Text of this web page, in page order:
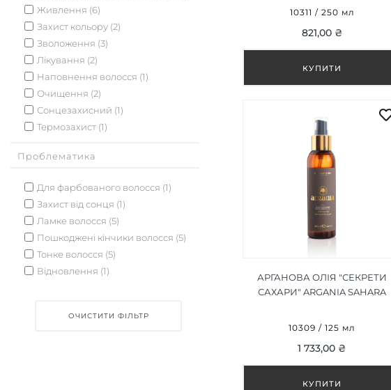
Живлення (6)
Захист кольору (2)
Зволоження (3)
Лікування (2)
Наповнення волосся (1)
Очищення (2)
Сонцезахисний (1)
Термозахист (1)
Проблематика
Для фарбованого волосся (1)
Захист від сонця (1)
Ламке волосся (5)
Пошкоджені кінчики волосся (5)
Тонке волосся (5)
Відновлення (1)
ОЧИСТИТИ ФІЛЬТР
10311 / 250 мл
821,00 ₴
АРГАНОВА ОЛІЯ "СЕКРЕТИ
САХАРИ" ARGANIA SAHARA
10309 / 125 мл
1 733,00 ₴